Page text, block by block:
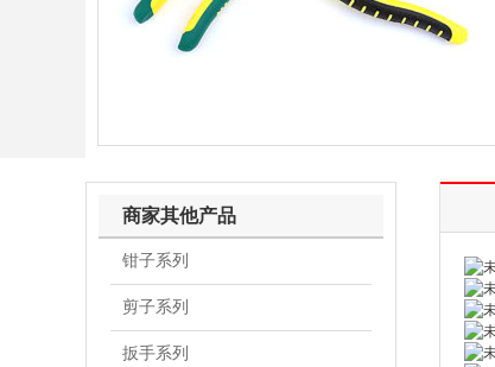
商家其他产品
钳子系列
剪子系列
扳手系列